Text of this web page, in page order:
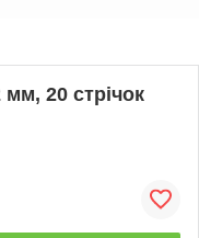
мм, 20 стрічок